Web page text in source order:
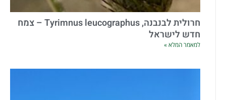
חרולית לבנבנה, Tyrimnus leucographus – צמח
חדש לישראל
למאמר המלא »